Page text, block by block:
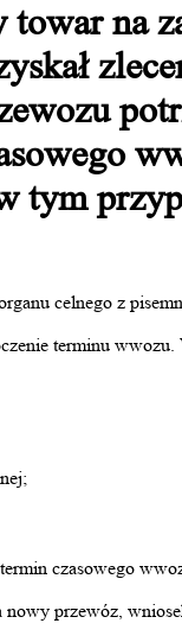
na
celnego z
terminu
czasowego
przewóz,